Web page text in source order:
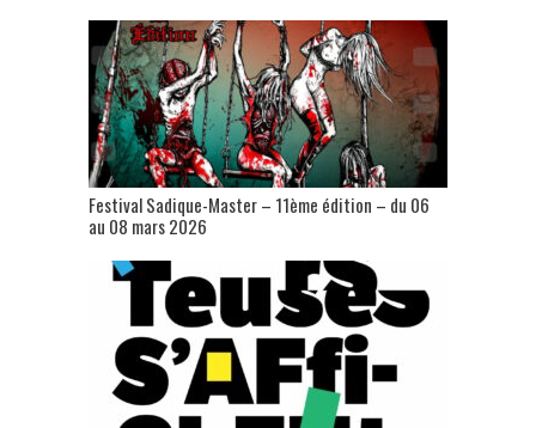
Festival Sadique-Master – 11ème édition – du 06
au 08 mars 2026